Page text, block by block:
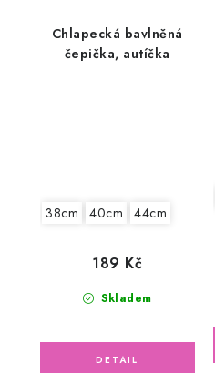
Chlapecká bavlněná
čepička, autíčka
38cm 40cm 44cm
Skladem
189 Kč